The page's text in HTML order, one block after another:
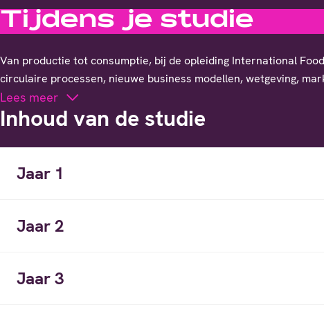
Tijdens je studie
Van productie tot consumptie, bij de opleiding International
circulaire processen, nieuwe business modellen, wetgeving,
Lees meer
Inhoud van de studie
Jaar 1
Jaar 2
Jaar 3